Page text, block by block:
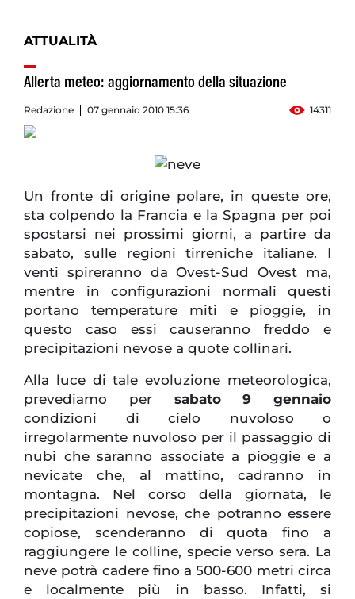
ATTUALITÀ
Allerta meteo: aggiornamento della situazione
Redazione 07 gennaio 2010 15:36 14311
Un fronte di origine polare, in queste ore,
sta colpendo la Francia e la Spagna per poi
spostarsi nei prossimi giorni, a partire da
sabato, sulle regioni tirreniche italiane. I
venti spireranno da Ovest-Sud Ovest ma,
mentre in configurazioni normali questi
portano temperature miti e pioggie, in
questo caso essi causeranno freddo e
precipitazioni nevose a quote collinari.
Alla luce di tale evoluzione meteorologica,
prevediamo persabato
9 gennaio
condizioni di cielo nuvoloso o
irregolarmente nuvoloso per il passaggio di
nubi che saranno associate a pioggie e a
nevicate che, al mattino, cadranno in
montagna. Nel corso della giornata, le
precipitazioni nevose, che potranno essere
copiose, scenderanno di quota fino a
raggiungere le colline, specie verso sera. La
neve potrà cadere fino a 500-600 metri circa
e localmente più in basso. Infatti, si